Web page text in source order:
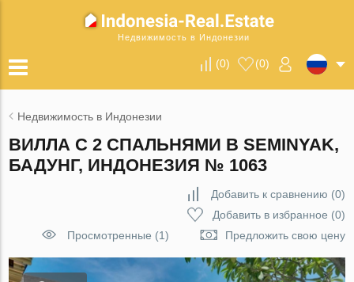
Недвижимость в Индонезии
(0) (0)
Недвижимость в Индонезии
ВИЛЛА С 2 СПАЛЬНЯМИ В SEMINYAK,
БАДУНГ, ИНДОНЕЗИЯ № 1063
Добавить к сравнению (0)
Добавить в избранное (0)
Просмотренные (1)
Предложить свою цену